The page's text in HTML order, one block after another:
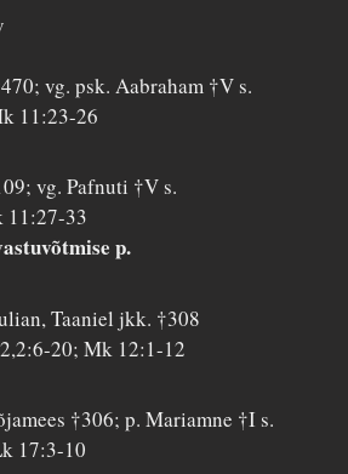
vg. psk. Aabraham †V s.
11:23-26
vg. Pafnuti †V s.
11:27-33
p.
Taaniel jkk. †308
20; Mk 12:1-12
†306; p. Mariamne †I s.
17:3-10